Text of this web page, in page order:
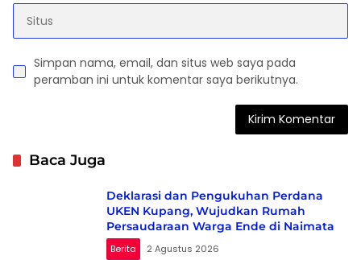
Simpan nama, email, dan situs web saya pada
peramban ini untuk komentar saya berikutnya.
Baca Juga
Deklarasi dan Pengukuhan Perdana
UKEN Kupang, Wujudkan Rumah
Persaudaraan Warga Ende di Naimata
Berita 2 Agustus 2026